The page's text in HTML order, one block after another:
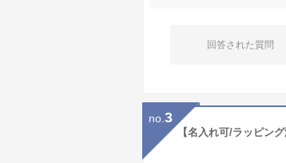
回答された質問
no. 3